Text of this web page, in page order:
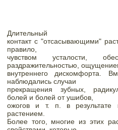
Длительный
контакт с "отсасывающими"
правило,
чувством усталости,
раздражительностью,
внутреннего дискомфорта.
наблюдались случаи
прекращения зубных,
болей и болей от ушибов,
ожогов и т. п. в результате
растением.
Более того, многие из этих